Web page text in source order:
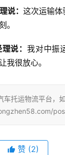
说： 这次运输
。
说： 我对中振
我很放心。
车托运物流平台，
赞 (2)